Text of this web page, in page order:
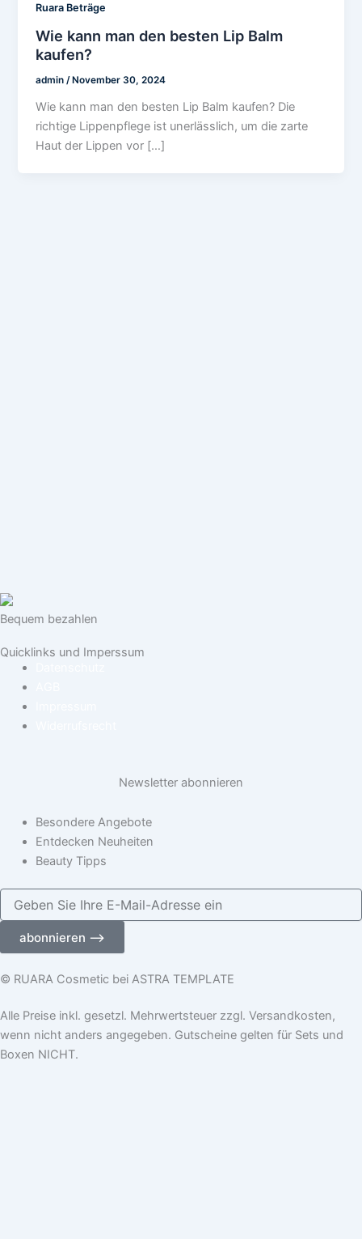
Ruara Beträge
Wie kann man den besten Lip Balm
kaufen?
admin/ November 30, 2024
Wie kann man den besten Lip Balm kaufen? Die
richtige Lippenpflege ist unerlässlich, um die zarte
Haut der Lippen vor […]
Bequem bezahlen
Quicklinks und Imperssum
Newsletter abonnieren
Besondere Angebote
Entdecken Neuheiten
Beauty Tipps
Geben
Sie
Adresse
abonnieren ⟶
© RUARA Cosmetic bei ASTRA TEMPLATE
Alle Preise inkl. gesetzl. Mehrwertsteuer zzgl. Versandkosten,
wenn nicht anders angegeben. Gutscheine gelten für Sets und
Boxen NICHT.